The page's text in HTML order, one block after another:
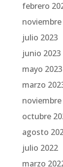
febrero
noviembre
julio 2023
junio 2023
mayo 2023
marzo
noviembre
octubre
agosto
julio 2022
marzo